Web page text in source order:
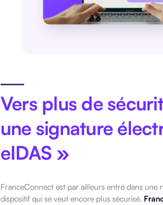
Vers plus de
une signature
eIDAS »
FranceConnect est par ailleurs entré dans une
dispositif qui se veut encore plus sécurisé.